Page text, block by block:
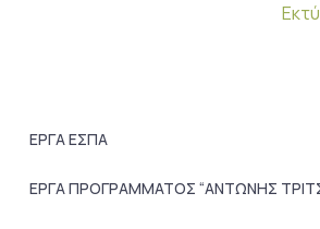
ΕΡΓΑ ΕΣΠΑ
ΕΡΓΑ ΠΡΟΓΡΑΜΜΑΤΟΣ “ΑΝΤΩΝΗΣ